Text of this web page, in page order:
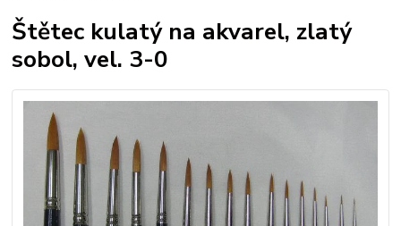
Štětec kulatý na akvarel, zlatý
sobol, vel. 3-0